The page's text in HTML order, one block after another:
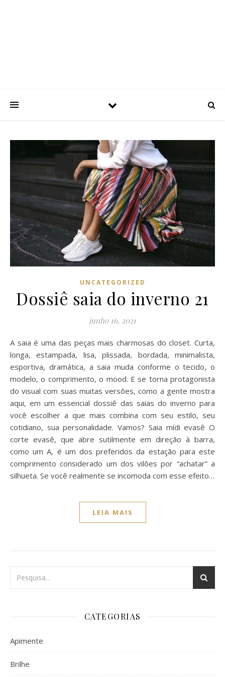
UNCATEGORIZED
Dossiê saia do inverno 21
junho 16, 2021
A saia é uma das peças mais charmosas do closet. Curta,
longa, estampada, lisa, plissada, bordada, minimalista,
esportiva, dramática, a saia muda conforme o tecido, o
modelo, o comprimento, o mood. E se torna protagonista
do visual com suas muitas versões, como a gente mostra
aqui, em um essencial dossiê das saias do inverno para
você escolher a que mais combina com seu estilo, seu
cotidiano, sua personalidade. Vamos? Saia mídi evasê O
corte evasê, que abre sutilmente em direção à barra,
como um A, é um dos preferidos da estação para este
comprimento considerado um dos vilões por “achatar” a
silhueta. Se você realmente se incomoda com esse efeito…
LEIA MAIS
CATEGORIAS
Apimente
Brilhe